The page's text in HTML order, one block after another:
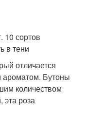
отличается
Бутоны
количеством
эта роза